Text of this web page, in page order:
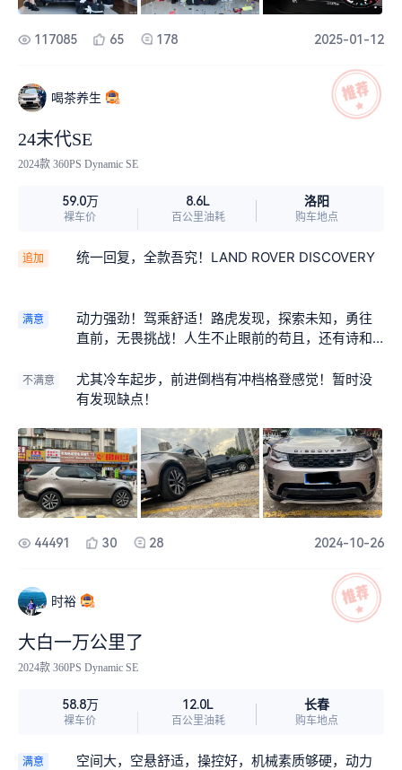
117085 65 178 2025-01-12
喝茶养生
24末代SE
2024款 360PS Dynamic SE
59.0万
裸车价
8.6L
百公里油耗
洛阳
购车地点
追加 统一回复，全款吾究！LAND ROVER DISCOVERY
满意
动力强劲！驾乘舒适！路虎发现，探索未知，勇往
直前，无畏挑战！人生不止眼前的苟且，还有诗和
路虎，掌方向。勇者无畏，行者无疆。
不满意
尤其冷车起步，前进倒档有冲档格登感觉！暂时没
有发现缺点！
44491 30 28 2024-10-26
时裕
大白一万公里了
2024款 360PS Dynamic SE
58.8万
裸车价
12.0L
百公里油耗
长春
购车地点
满意
空间大，空悬舒适，操控好，机械素质够硬，动力